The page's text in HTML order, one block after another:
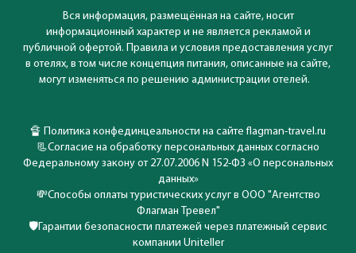
Вся информация, размещённая на сайте, носит
информационный характер и не является рекламой и
публичной офертой. Правила и условия предоставления услуг
в отелях, в том числе концепция питания, описанные на сайте,
могут изменяться по решению администрации отелей.
🔏 Политика конфединцеальности на сайте flagman-travel.ru
📃Согласие на обработку персональных данных согласно
Федеральному закону от 27.07.2006 N 152-ФЗ «О персональных
данных»
💸Способы оплаты туристических услуг в ООО "Агентство
Флагман Тревел"
🛡️Гарантии безопасности платежей через платежный сервис
компании Uniteller